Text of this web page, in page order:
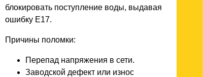
блокировать поступление воды, выдавая
ошибку E17.
Причины поломки:
Перепад напряжения в сети.
Заводской дефект или износ